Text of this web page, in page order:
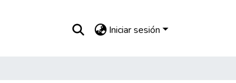
Iniciar sesión